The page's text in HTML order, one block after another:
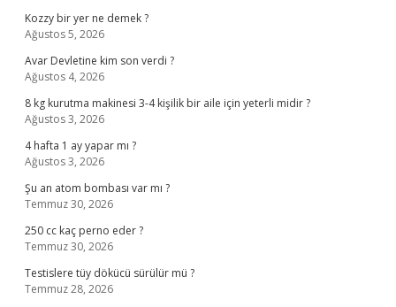
Kozzy bir yer ne demek ?
Ağustos 5, 2026
Avar Devletine kim son verdi ?
Ağustos 4, 2026
8 kg kurutma makinesi 3-4 kişilik bir aile için yeterli midir ?
Ağustos 3, 2026
4 hafta 1 ay yapar mı ?
Ağustos 3, 2026
Şu an atom bombası var mı ?
Temmuz 30, 2026
250 cc kaç perno eder ?
Temmuz 30, 2026
Testislere tüy dökücü sürülür mü ?
Temmuz 28, 2026